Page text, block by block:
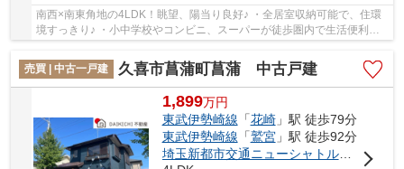
南西×南東角地の4LDK！眺望、陽当り良好♪ ・全居室収納可能で、住環
境すっきり♪ ・小中学校やコンビニ、スーパーが徒歩圏内で生活便利！
売買 | 中古一戸建
久喜市菖蒲町菖蒲 中古戸建
1,899万円
東武伊勢崎線 「花崎」駅 徒歩79分
東武伊勢崎線 「鷲宮」駅 徒歩92分
埼玉新都市交通ニューシャトル
「 内宿